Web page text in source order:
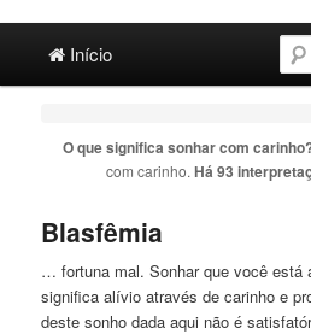
Ir para o conteúdo principal
Ir para o conteúdo secundário
Início
O que significa sonhar com carinho
com carinho. Há 93
Blasfêmia
… fortuna mal. Sonhar que você está
significa alívio através decarinho e
deste sonho dada aqui não é